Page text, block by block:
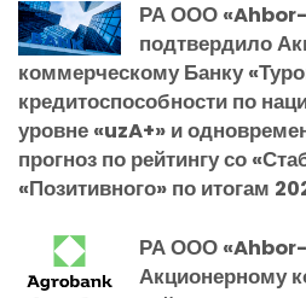
РА ООО
подтвердило
коммерческому Банку
кредитоспособности по
уровне «uzA+» и
прогноз по рейтингу со
«Позитивного» по итогам
РА ООО
Акционерному